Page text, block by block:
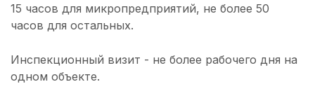
15 часов для микропредприятий, не более 50
часов для остальных.
Инспекционный визит - не более рабочего дня на
одном объекте.